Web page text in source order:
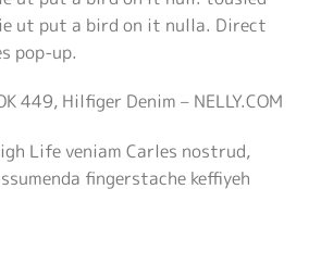
ut put a bird on it nulla. Direct
pop-up.
449, Hilfiger Denim – NELLY.COM
Life veniam Carles nostrud,
fingerstache keffiyeh